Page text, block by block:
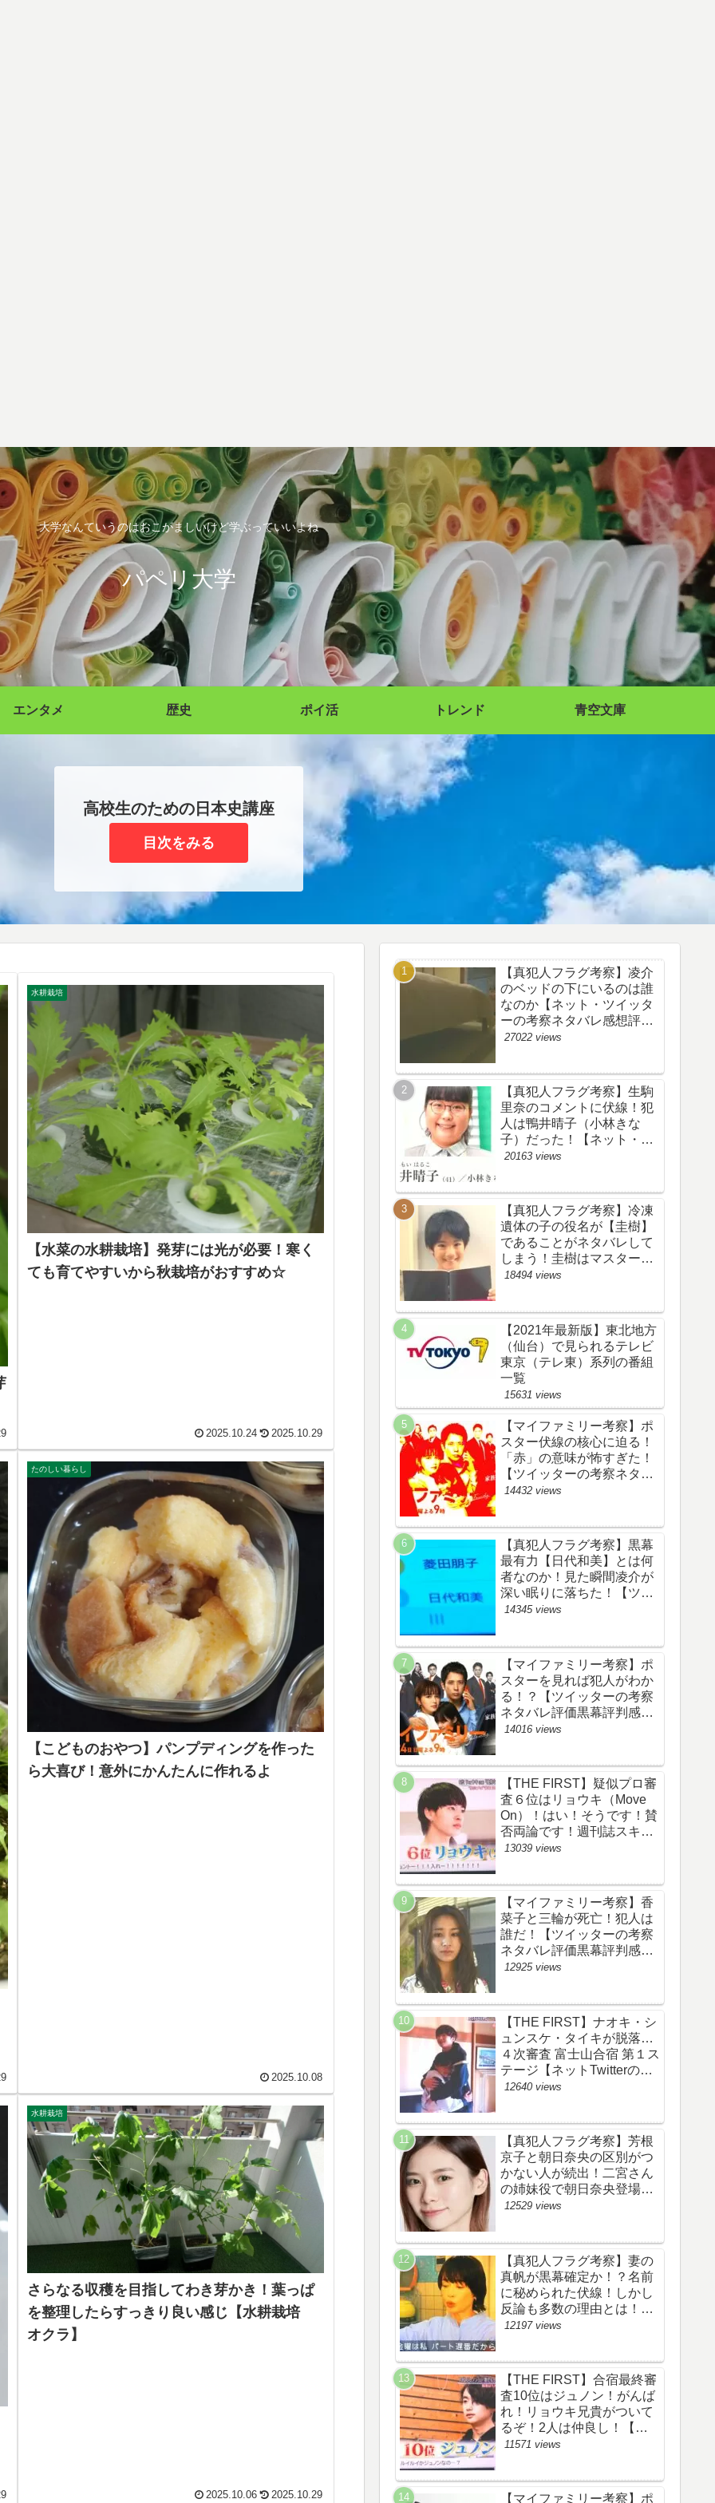
大学なんていうのはおこがましいけど学ぶっていいよね
パペリ大学
エンタメ 歴史 ポイ活 トレンド 青空文庫
高校生のための日本史講座
目次をみる
水耕栽培
【水菜の水耕栽培】発芽には光が必要！寒く
ても育てやすいから秋栽培がおすすめ☆
2025.10.24 2025.10.29
たのしい暮らし
【こどものおやつ】パンプディングを作った
ら大喜び！意外にかんたんに作れるよ
2025.10.08
水耕栽培
さらなる収穫を目指してわき芽かき！葉っぱ
を整理したらすっきり良い感じ【水耕栽培
オクラ】
2025.10.06 2025.10.29
【真犯人フラグ考察】凌介
のベッドの下にいるのは誰
なのか【ネット・ツイッタ
ーの考察ネタバレ感想評価
評判あらすじ原作犯人キャ
27022 views
【真犯人フラグ考察】生駒
里奈のコメントに伏線！犯
人は鴨井晴子（小林きな
子）だった！【ネット・ツ
イッターの考察ネタバレ感
め・鴨居晴子】
20163 views
【真犯人フラグ考察】冷凍
遺体の子の役名が【圭樹】
であることがネタバレして
しまう！圭樹はマスター日
野渉とバタコの子供か！
作犯人キャスト黒幕伏線ま
とめ】
18494 views
【2021年最新版】東北地方
（仙台）で見られるテレビ
東京（テレ東）系列の番組
一覧
15631 views
【マイファミリー考察】ポ
スター伏線の核心に迫る！
「赤」の意味が怖すぎた！
【ツイッターの考察ネタバ
レ評価黒幕評判感想批判原
14432 views
【真犯人フラグ考察】黒幕
最有力【日代和美】とは何
者なのか！見た瞬間凌介が
深い眠りに落ちた！【ツイ
ッターの考察ネタバレ感想
14345 views
【マイファミリー考察】ポ
スターを見れば犯人がわか
る！？【ツイッターの考察
ネタバレ評価黒幕評判感想
批判原作犯人キャスト脚本
14016 views
【THE FIRST】疑似プロ審
査６位はリョウキ（Move
On）！はい！そうです！賛
否両論です！週刊誌スキャ
ンダルの件も尾を引いてま
め・スッキリ・
BE:FIRST・ビーファース
ト】
13039 views
【マイファミリー考察】香
菜子と三輪が死亡！犯人は
誰だ！【ツイッターの考察
ネタバレ評価黒幕評判感想
批判原作犯人キャスト脚本
12925 views
【THE FIRST】ナオキ・シ
ュンスケ・タイキが脱落…
４次審査 富士山合宿 第１ス
テージ【ネットTwitterのネ
タバレ感想考察評価評判ま
ァースト】
12640 views
【真犯人フラグ考察】芳根
京子と朝日奈央の区別がつ
かない人が続出！二宮さん
の姉妹役で朝日奈央登場
か！【ネット・ツイッター
ト黒幕伏線まとめ】
12529 views
【真犯人フラグ考察】妻の
真帆が黒幕確定か！？名前
に秘められた伏線！しかし
反論も多数の理由とは！
【ネット・ツイッターの考
幕伏線まとめ】
12197 views
【THE FIRST】合宿最終審
査10位はジュノン！がんば
れ！リョウキ兄貴がついて
るぞ！2人は仲良し！【ザ
ファースト・ネット・ツイ
リ・BE:FIRST・ビーファ
11571 views
【マイファミリー考察】ポ